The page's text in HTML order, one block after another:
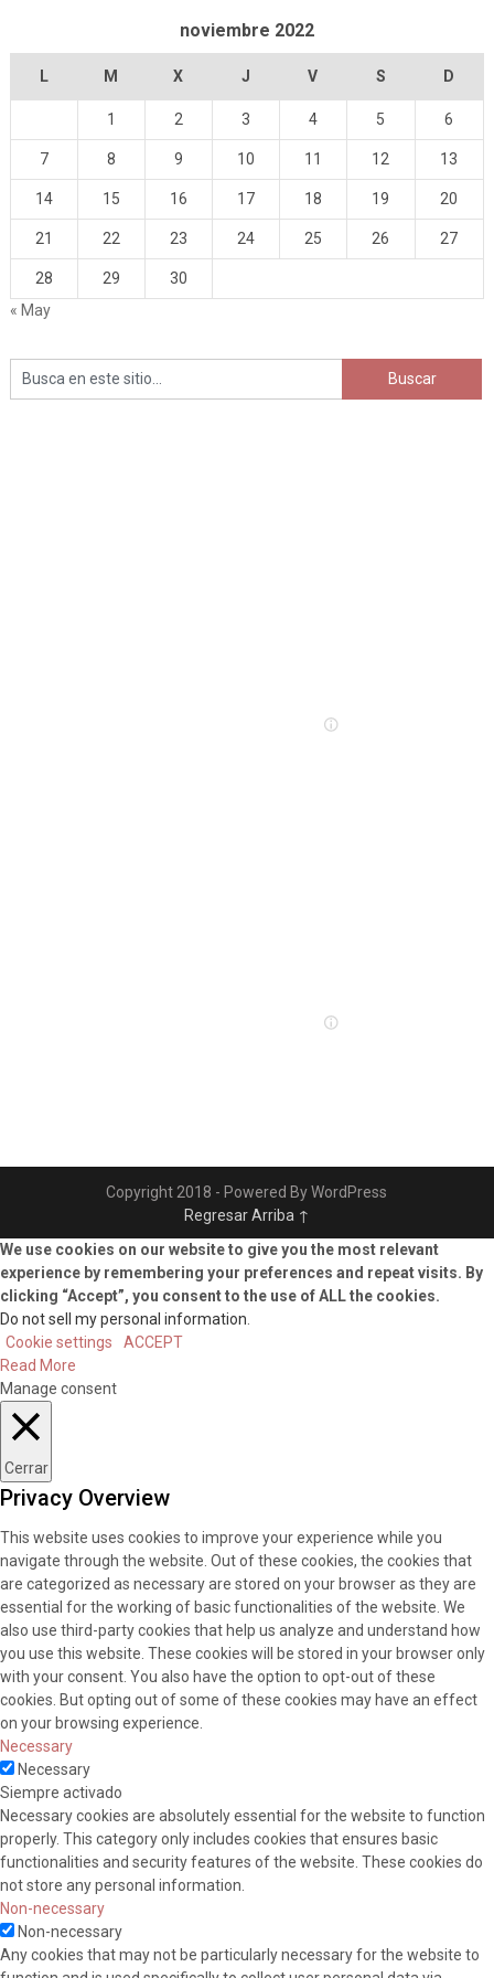
noviembre 2022
L M X J V S D
1 2 3 4 5 6
7 8 9 10 11 12 13
14 15 16 17 18 19 20
21 22 23 24 25 26 27
28 29
30
« May
Copyright 2018 - Powered By WordPress
Regresar Arriba ↑
We use cookies on our website to give you the most relevant
experience by remembering your preferences and repeat visits. By
clicking “Accept”, you consent to the use of ALL the cookies.
Do not sell my personal information
Cookie settings
ACCEPT
Read More
Manage consent
Cerrar
Privacy Overview
This website uses cookies to improve your experience while you
navigate through the website. Out of these cookies, the cookies that
are categorized as necessary are stored on your browser as they are
essential for the working of basic functionalities of the website. We
also use third-party cookies that help us analyze and understand how
you use this website. These cookies will be stored in your browser only
with your consent. You also have the option to opt-out of these
cookies. But opting out of some of these cookies may have an effect
on your browsing experience.
Necessary
Necessary
Siempre activado
Necessary cookies are absolutely essential for the website to function
properly. This category only includes cookies that ensures basic
functionalities and security features of the website. These cookies do
not store any personal information.
Non-necessary
Non-necessary
Any cookies that may not be particularly necessary for the website to